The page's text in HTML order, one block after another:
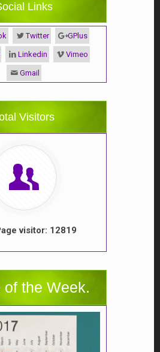
Links
Twitter GPlus
Linkedin Vimeo
Gmail
Visitors
visitor: 12819
of the Week.